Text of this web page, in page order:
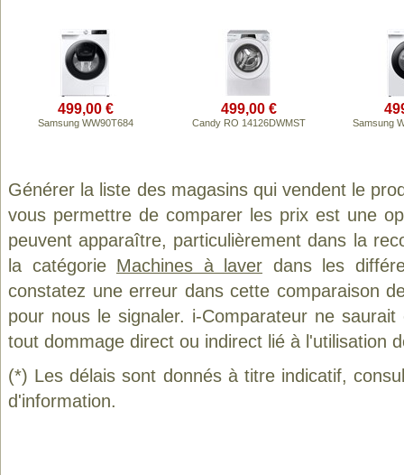
499,00 €
Samsung WW90T684
499,00 €
Candy RO 14126DWMST Samsung
Générer la liste des magasins qui vendent le
vous permettre de comparer les prix est une
peuvent apparaître, particulièrement dans la
la catégorie Machines à laver dans les
constatez une erreur dans cette comparaison
pour nous le signaler. i-Comparateur ne
tout dommage direct ou indirect lié à l'utilisation
(*) Les délais sont donnés à titre indicatif,
d'information.